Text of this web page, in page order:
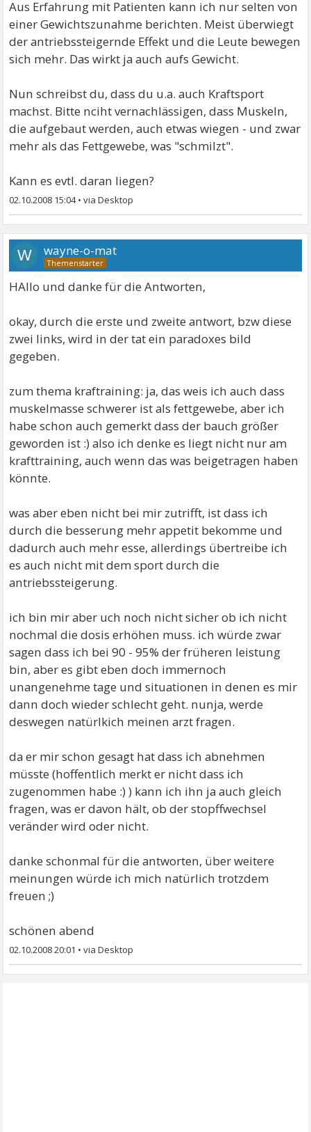
Aus Erfahrung mit Patienten kann ich nur selten von
einer Gewichtszunahme berichten. Meist überwiegt
der antriebssteigernde Effekt und die Leute bewegen
sich mehr. Das wirkt ja auch aufs Gewicht.
Nun schreibst du, dass du u.a. auch Kraftsport
machst. Bitte nciht vernachlässigen, dass Muskeln,
die aufgebaut werden, auch etwas wiegen - und zwar
mehr als das Fettgewebe, was "schmilzt".
Kann es evtl. daran liegen?
02.10.2008 15:04•
W wayne-o-mat
HAllo und danke für die Antworten,
okay, durch die erste und zweite antwort, bzw diese
zwei links, wird in der tat ein paradoxes bild
gegeben.
zum thema kraftraining: ja, das weis ich auch dass
muskelmasse schwerer ist als fettgewebe, aber ich
habe schon auch gemerkt dass der bauch größer
geworden ist :) also ich denke es liegt nicht nur am
krafttraining, auch wenn das was beigetragen haben
könnte.
was aber eben nicht bei mir zutrifft, ist dass ich
durch die besserung mehr appetit bekomme und
dadurch auch mehr esse, allerdings übertreibe ich
es auch nicht mit dem sport durch die
antriebssteigerung.
ich bin mir aber uch noch nicht sicher ob ich nicht
nochmal die dosis erhöhen muss. ich würde zwar
sagen dass ich bei 90 - 95% der früheren leistung
bin, aber es gibt eben doch immernoch
unangenehme tage und situationen in denen es mir
dann doch wieder schlecht geht. nunja, werde
deswegen natürlkich meinen arzt fragen.
da er mir schon gesagt hat dass ich abnehmen
müsste (hoffentlich merkt er nicht dass ich
zugenommen habe :) ) kann ich ihn ja auch gleich
fragen, was er davon hält, ob der stopffwechsel
veränder wird oder nicht.
danke schonmal für die antworten, über weitere
meinungen würde ich mich natürlich trotzdem
freuen ;)
schönen abend
02.10.2008 20:01 •